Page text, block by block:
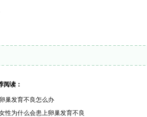
阅读：
卵巢发育不良怎么办
性为什么会患上卵巢发育不良